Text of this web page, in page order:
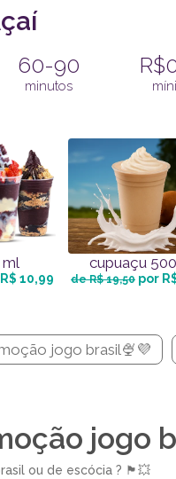
60-90
minutos
ml
10,99
cupuaçu
de R$ 19,50 por
jogo brasil🍨💜
jogo
ou de escócia ? 🏴󠁧󠁢󠁳󠁣󠁴󠁿💥